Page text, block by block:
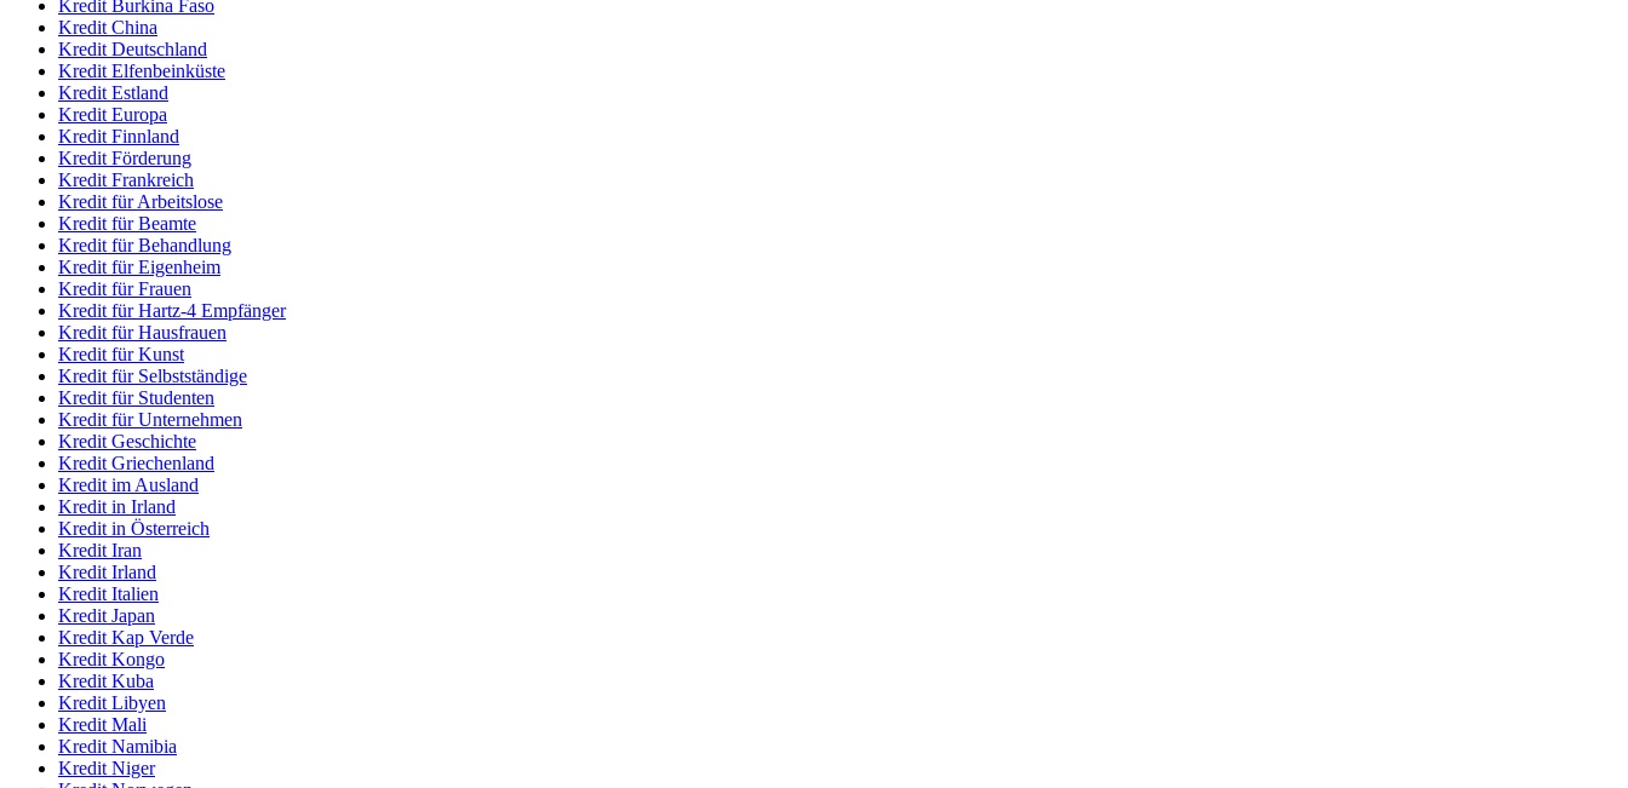
Kredit Burkina Faso
Kredit China
Kredit Deutschland
Kredit Elfenbeinküste
Kredit Estland
Kredit Europa
Kredit Finnland
Kredit Förderung
Kredit Frankreich
Kredit für Arbeitslose
Kredit für Beamte
Kredit für Behandlung
Kredit für Eigenheim
Kredit für Frauen
Kredit für Hartz-4 Empfänger
Kredit für Hausfrauen
Kredit für Kunst
Kredit für Selbstständige
Kredit für Studenten
Kredit für Unternehmen
Kredit Geschichte
Kredit Griechenland
Kredit im Ausland
Kredit in Irland
Kredit in Österreich
Kredit Iran
Kredit Irland
Kredit Italien
Kredit Japan
Kredit Kap Verde
Kredit Kongo
Kredit Kuba
Kredit Libyen
Kredit Mali
Kredit Namibia
Kredit Niger